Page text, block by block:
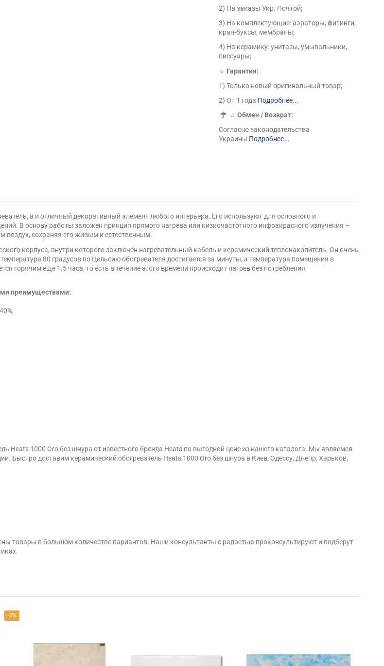
2) На заказы Укр. Почтой;
3) На комплектующие: аэраторы, фитинги,
кран-буксы, мембраны;
4) На керамику: унитазы, умывальники,
писсуары;
☼ Гарантия:
1) Только новый оригинальный товар;
2) От 1 года Подробнее...
↔Обмен / Возврат:
Согласно законодательства
Украины Подробнее...
а и отличный декоративный элемент любого интерьера. Его используют для основного и
В основу работы заложен принцип прямого нагрева или низкочастотного инфракрасного излучения –
воздух, сохраняя его живым и естественным.
корпуса, внутри которого заключен нагревательный кабель и керамический теплонакопитель. Он очень
80 градусов по Цельсию обогревателя достигается за минуты, а температура помещения в
горячим еще 1.5 часа, то есть в течение этого времени происходит нагрев без потребления
преимуществами:
Heats 1000 Oro без шнура от известного бренда Heats по выгодной цене из нашего каталога. Мы являемся
Быстро доставим керамический обогреватель Heats 1000 Oro без шнура в Киев, Одессу, Днепр, Харьков,
товары в большом количестве вариантов. Наши консультанты с радостью проконсультируют и подберут
-3%